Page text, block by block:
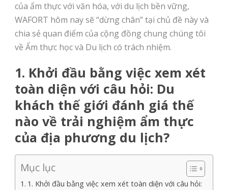
của ẩm thực với văn hóa, với du lịch bền vững,
WAFORT hôm nay sẽ “dừng chân” tại chủ đề này và
chia sẻ quan điểm của cộng đồng chung chúng tôi
về Ẩm thực học và Du lịch có trách nhiệm.
1. Khởi đầu bằng việc xem xét
toàn diện với câu hỏi: Du
khách thế giới đánh giá thế
nào về trải nghiệm ẩm thực
của địa phương du lịch?
Mục lục
1. Khởi đầu bằng việc xem xét toàn diện với câu hỏi: